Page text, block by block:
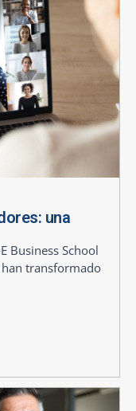
una
Business School
transformado